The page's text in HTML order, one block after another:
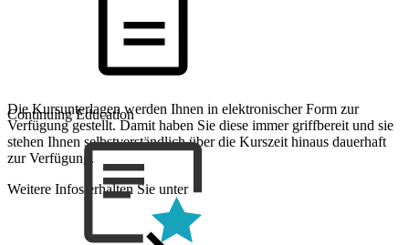
Die Kursunterlagen werden Ihnen in elektronischer Form zur
Verfügung gestellt. Damit haben Sie diese immer griffbereit und sie
stehen Ihnen selbstverständlich über die Kurszeit hinaus dauerhaft
zur Verfügung.
Weitere Infos erhalten Sie unter
Continuing Education